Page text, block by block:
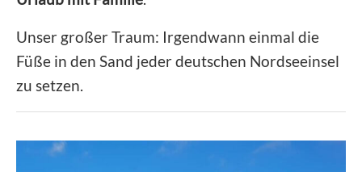
Unser großer Traum: Irgendwann einmal die
Füße in den Sand jeder deutschen Nordseeinsel
zu setzen.